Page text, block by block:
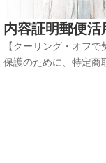
内容証明郵便活
【クーリング・オフ
保護のために、特定商
一定期間内であれば